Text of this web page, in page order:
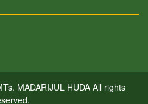
MADARIJUL HUDAAll rights